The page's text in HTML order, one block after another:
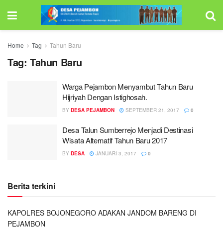
Home Tag Tahun Baru
Tag: Tahun Baru
Warga Pejambon Menyambut Tahun Baru
Hijriyah Dengan Istighosah.
BY DESA PEJAMBON SEPTEMBER 21, 2017 0
Desa Talun Sumberrejo Menjadi Destinasi
Wisata Alternatif Tahun Baru 2017
BY DESA JANUARI 3, 2017 0
Berita terkini
KAPOLRES BOJONEGORO ADAKAN JANDOM BARENG DI
PEJAMBON